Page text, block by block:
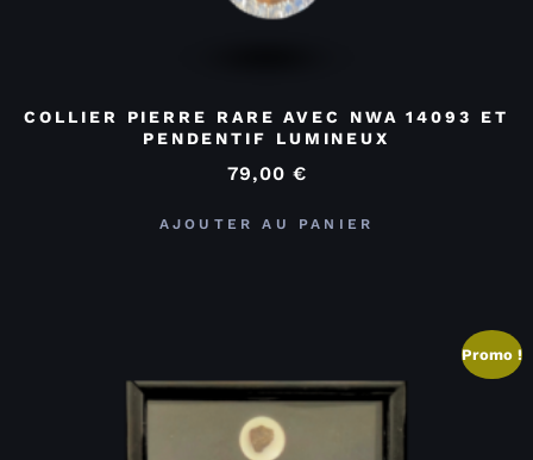
COLLIER PIERRE RARE AVEC NWA 14093 ET
PENDENTIF LUMINEUX
79,00 €
AJOUTER AU PANIER
Promo !